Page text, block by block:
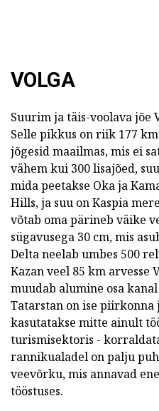
VOLGA
Suurim ja täis-voolava jõe
Selle pikkus on riik 177
jõgesid maailmas, mis ei
vähem kui 300 lisajõed,
mida peetakse Oka ja
Hills, ja suu on Kaspia
võtab oma pärineb väike
sügavusega 30 cm, mis
Delta neelab umbes 500
Kazan veel 85 km arvesse
muudab alumine osa
Tatarstan on ise piirkonna
kasutatakse mitte ainult
turismisektoris -
rannikualadel on palju
veevõrku, mis annavad
tööstuses.